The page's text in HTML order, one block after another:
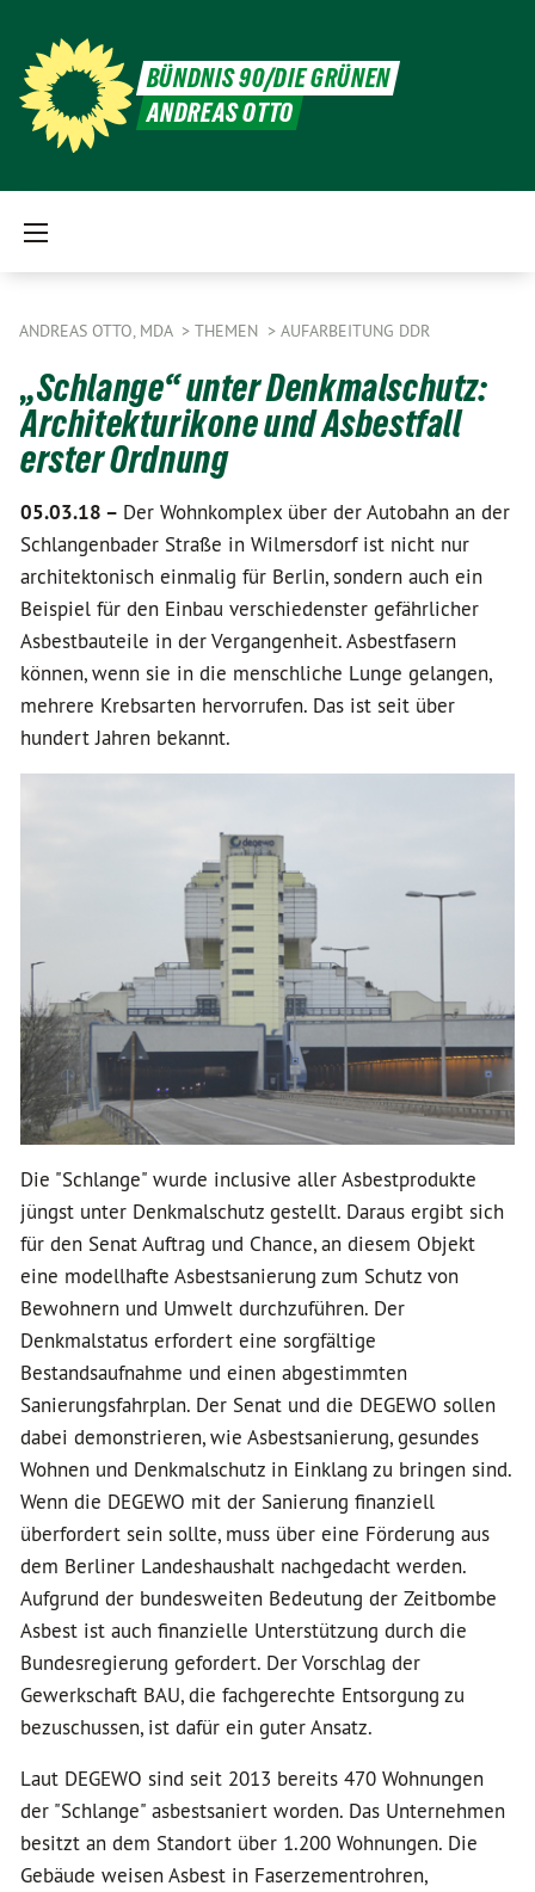
BÜNDNIS 90/DIE GRÜNEN
ANDREAS OTTO
ANDREAS OTTO, MDA THEMEN AUFARBEITUNG DDR
„Schlange“ unter Denkmalschutz:
Architekturikone und Asbestfall
erster Ordnung
05.03.18 – Der Wohnkomplex über der Autobahn an der
Schlangenbader Straße in Wilmersdorf ist nicht nur
architektonisch einmalig für Berlin, sondern auch ein
Beispiel für den Einbau verschiedenster gefährlicher
Asbestbauteile in der Vergangenheit. Asbestfasern
können, wenn sie in die menschliche Lunge gelangen,
mehrere Krebsarten hervorrufen. Das ist seit über
hundert Jahren bekannt.
Die "Schlange" wurde inclusive aller Asbestprodukte
jüngst unter Denkmalschutz gestellt. Daraus ergibt sich
für den Senat Auftrag und Chance, an diesem Objekt
eine modellhafte Asbestsanierung zum Schutz von
Bewohnern und Umwelt durchzuführen. Der
Denkmalstatus erfordert eine sorgfältige
Bestandsaufnahme und einen abgestimmten
Sanierungsfahrplan. Der Senat und die DEGEWO sollen
dabei demonstrieren, wie Asbestsanierung, gesundes
Wohnen und Denkmalschutz in Einklang zu bringen sind.
Wenn die DEGEWO mit der Sanierung finanziell
überfordert sein sollte, muss über eine Förderung aus
dem Berliner Landeshaushalt nachgedacht werden.
Aufgrund der bundesweiten Bedeutung der Zeitbombe
Asbest ist auch finanzielle Unterstützung durch die
Bundesregierung gefordert. Der Vorschlag der
Gewerkschaft BAU, die fachgerechte Entsorgung zu
bezuschussen, ist dafür ein guter Ansatz.
Laut DEGEWO sind seit 2013 bereits 470 Wohnungen
der "Schlange" asbestsaniert worden. Das Unternehmen
besitzt an dem Standort über 1.200 Wohnungen. Die
Gebäude weisen Asbest in Faserzementrohren,